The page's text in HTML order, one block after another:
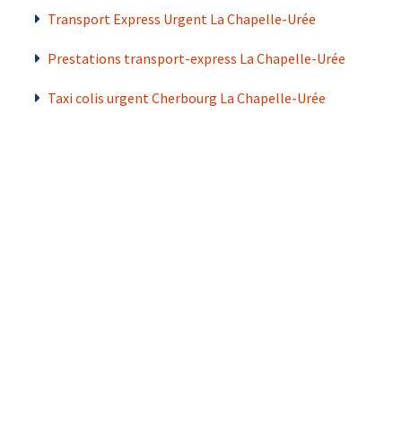
Transport Express Urgent La Chapelle-Urée
Prestations transport-express La Chapelle-Urée
Taxi colis urgent Cherbourg La Chapelle-Urée